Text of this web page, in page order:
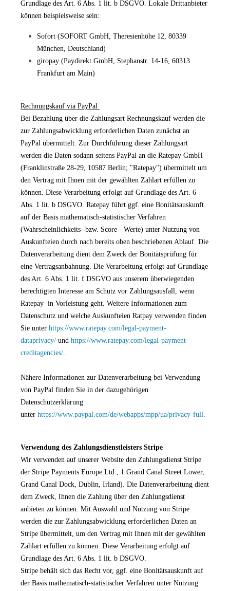
Grundlage des Art. 6 Abs. 1 lit. b DSGVO. Lokale Drittanbieter
können beispielsweise sein:
Sofort (SOFORT GmbH, Theresienhöhe 12, 80339
München, Deutschland)
giropay (Paydirekt GmbH, Stephanstr. 14-16, 60313
Frankfurt am Main)
Rechnungskauf via PayPal
Bei Bezahlung über die Zahlungsart Rechnungskauf werden die
zur Zahlungsabwicklung erforderlichen Daten zunächst an
PayPal übermittelt. Zur Durchführung dieser Zahlungsart
werden die Daten sodann seitens PayPal an die Ratepay GmbH
(Franklinstraße 28-29, 10587 Berlin; "Ratepay") übermittelt um
den Vertrag mit Ihnen mit der gewählten Zahlart erfüllen zu
können. Diese Verarbeitung erfolgt auf Grundlage des Art. 6
Abs. 1 lit. b DSGVO. Ratepay führt ggf. eine Bonitätsauskunft
auf der Basis mathematisch-statistischer Verfahren
(Wahrscheinlichkeits- bzw. Score - Werte) unter Nutzung von
Auskunfteien durch nach bereits oben beschriebenen Ablauf. Die
Datenverarbeitung dient dem Zweck der Bonitätsprüfung für
eine Vertragsanbahnung. Die Verarbeitung erfolgt auf Grundlage
des Art. 6 Abs. 1 lit. f DSGVO aus unserem überwiegenden
berechtigten Interesse am Schutz vor Zahlungsausfall, wenn
Ratepay in Vorleistung geht. Weitere Informationen zum
Datenschutz und welche Auskunfteien Ratpay verwenden finden
Sie unter https://www.ratepay.com/legal-payment-
dataprivacy/ und https://www.ratepay.com/legal-payment-
creditagencies/.
Nähere Informationen zur Datenverarbeitung bei Verwendung
von PayPal finden Sie in der dazugehörigen
Datenschutzerklärung
unter https://www.paypal.com/de/webapps/mpp/ua/privacy-full.
Verwendung des Zahlungsdienstleisters Stripe
Wir verwenden auf unserer Website den Zahlungsdienst Stripe
der Stripe Payments Europe Ltd., 1 Grand Canal Street Lower,
Grand Canal Dock, Dublin, Irland). Die Datenverarbeitung dient
dem Zweck, Ihnen die Zahlung über den Zahlungsdienst
anbieten zu können. Mit Auswahl und Nutzung von Stripe
werden die zur Zahlungsabwicklung erforderlichen Daten an
Stripe übermittelt, um den Vertrag mit Ihnen mit der gewählten
Zahlart erfüllen zu können. Diese Verarbeitung erfolgt auf
Grundlage des Art. 6 Abs. 1 lit. b DSGVO.
Stripe behält sich das Recht vor, ggf. eine Bonitätsauskunft auf
der Basis mathematisch-statistischer Verfahren unter Nutzung